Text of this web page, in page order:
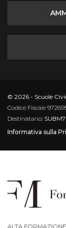
© 2026 - Scuole
Codice Fiscale
Destinatario:
Informativa sulla
ALTA FORMAZIONE